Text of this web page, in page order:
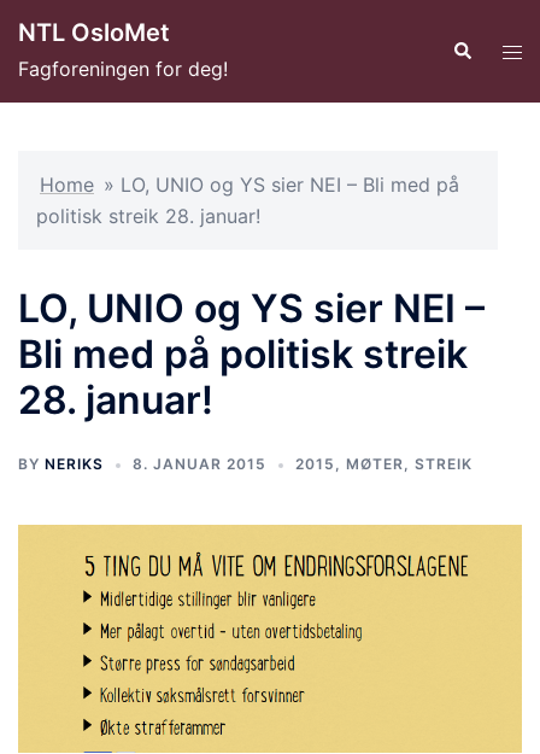
innhold
NTL OsloMet
Fagforeningen for deg!
Search
Home » LO, UNIO og YS sier NEI – Bli med på
politisk streik 28. januar!
LO, UNIO og YS sier NEI –
Bli med på politisk streik
28. januar!
BY NERIKS 8. JANUAR 2015 2015 , MØTER, STREIK